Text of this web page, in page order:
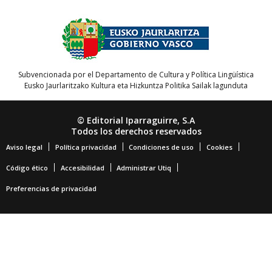
Subvencionada por el Departamento de Cultura y Política Lingüística
Eusko Jaurlaritzako Kultura eta Hizkuntza Politika Sailak lagunduta
© Editorial Iparraguirre, S.A
Todos los derechos reservados
Aviso legal Política privacidad Condiciones de uso Cookies
Código ético Accesibilidad Administrar Utiq
Preferencias de privacidad